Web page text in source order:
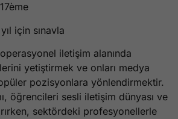
için sınavla
iletişim alanında
yetiştirmek ve onları medya
pozisyonlara yönlendirmektir.
öğrencileri sesli iletişim dünyası ve
sektördeki profesyonellerle